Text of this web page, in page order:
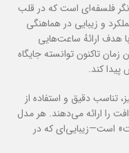
فلسفه‌ای است که در قلب
و زیبایی در هماهنگی
از دههٔ ۱۹۸۰ میلادی با هدف ارائهٔ ساعت‌هایی
زمان تاکنون توانسته جایگاه
پیدا کند.
تناسب دقیق و استفاده از
را ارائه می‌دهند. هر مدل
است—زیبایی‌ای که در